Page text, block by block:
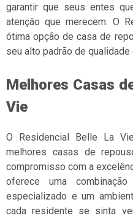
garantir que seus entes
atenção que merecem. O
ótima opção de casa de
seu alto padrão de
Melhores Casas
Vie
O Residencial Belle La
melhores casas de
compromisso com a
oferece uma
especializado e um
cada residente se sinta